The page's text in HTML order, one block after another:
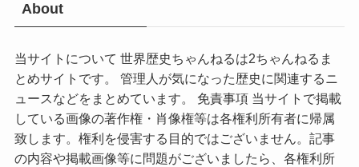
About
当サイトについて 世界歴史ちゃんねるは2ちゃんねるま
とめサイトです。 管理人が気になった歴史に関連するニ
ュースなどをまとめています。 免責事項 当サイトで掲載
している画像の著作権・肖像権等は各権利所有者に帰属
致します。権利を侵害する目的ではございません。記事
の内容や掲載画像等に問題がございましたら、各権利所